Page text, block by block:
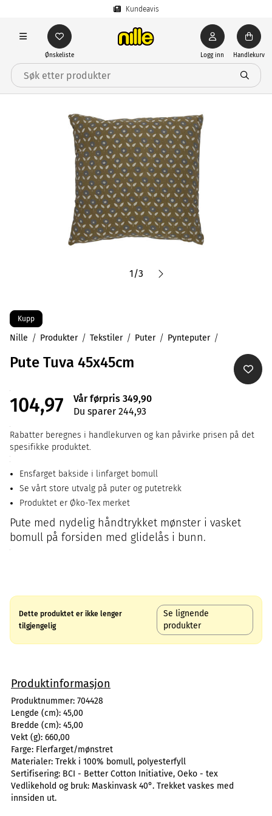
Kundeavis
Ønskeliste Logg inn Handlekurv
1/3
Kupp
Nille Produkter Tekstiler Puter Pynteputer
Pute Tuva 45x45cm
104,97
Vår førpris 349,90
Du sparer 244,93
Rabatter beregnes i handlekurven og kan påvirke prisen på det
spesifikke produktet.
Ensfarget bakside i linfarget bomull
Se vårt store utvalg på puter og putetrekk
Produktet er Øko-Tex merket
Pute med nydelig håndtrykket mønster i vasket
bomull på forsiden med glidelås i bunn.
Dette produktet er ikke lenger
tilgjengelig
Se lignende
produkter
Produktinformasjon
Produktnummer: 704428
Lengde (cm): 45,00
Bredde (cm): 45,00
Vekt (g): 660,00
Farge: Flerfarget/mønstret
Materialer: Trekk i 100% bomull, polyesterfyll
Sertifisering: BCI - Better Cotton Initiative, Oeko - tex
Vedlikehold og bruk: Maskinvask 40°. Trekket vaskes med
innsiden ut.